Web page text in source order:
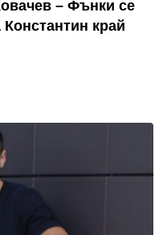
– Фънки се
край